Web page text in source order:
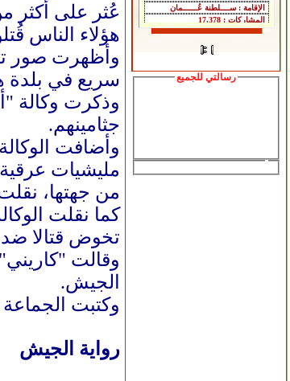
رسالتي للجميع
هؤلاء الناس
وأظهرت صور
سريع في بلدة
جثامينهم.
وأضافت
مليشيات
من جهتها،
كما نقلت
تخوض قتالا
وقالت
الجيش.
وكتبت
رواية الجيش